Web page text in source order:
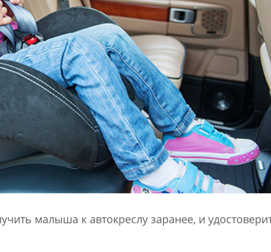
малыша к автокреслу заранее, и